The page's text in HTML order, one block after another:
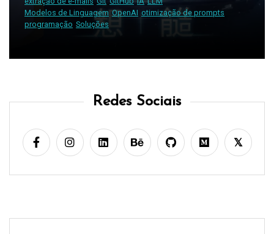
Modelos de Linguagem OpenAI otimização de prompts
programação Soluções
Redes Sociais